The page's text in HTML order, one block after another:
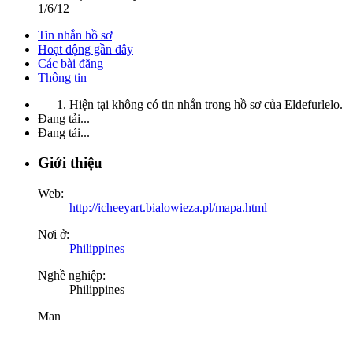
1/6/12
Tin nhắn hồ sơ
Hoạt động gần đây
Các bài đăng
Thông tin
Hiện tại không có tin nhắn trong hồ sơ của Eldefurlelo.
Đang tải...
Đang tải...
Giới thiệu
Web:
http://icheeyart.bialowieza.pl/mapa.html
Nơi ở:
Philippines
Nghề nghiệp:
Philippines
Man